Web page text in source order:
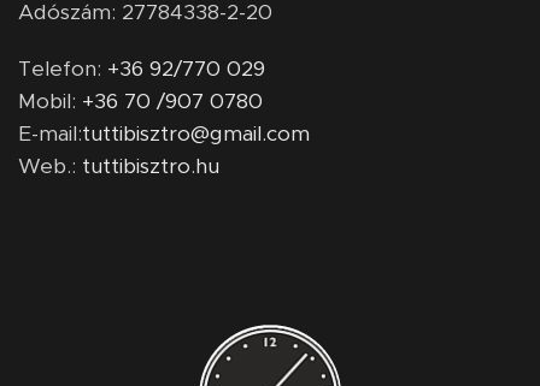
Adószám: 27784338-2-20
Telefon: +36 92/770 029
Mobil: +36 70 /907 0780
E-mail:tuttibisztro@gmail.com
Web.: tuttibisztro.hu